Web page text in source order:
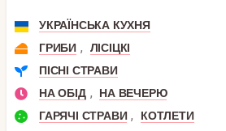
УКРАЇНСЬКА КУХНЯ
ГРИБИ ,
ЛІСІЦКІ
ПІСНІ СТРАВИ
НА ОБІД ,
НА ВЕЧЕРЮ
ГАРЯЧІ СТРАВИ , КОТЛЕТИ